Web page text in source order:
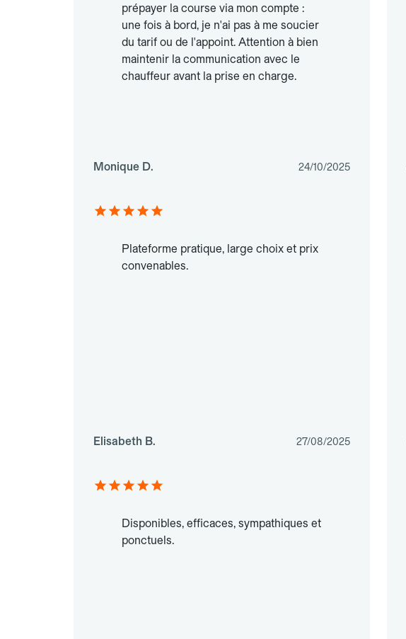
prépayer la course via mon compte :
une fois à bord, je n'ai pas à me soucier
du tarif ou de l'appoint. Attention à bien
maintenir la communication avec le
chauffeur avant la prise en charge.
Monique D. 24/10/2025
Plateforme pratique, large choix et prix
convenables.
Elisabeth B. 27/08/2025
Disponibles, efficaces, sympathiques et
ponctuels.